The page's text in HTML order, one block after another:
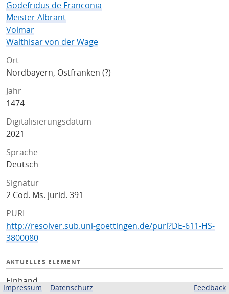
Godefridus de Franconia
Meister Albrant
Volmar
Walthisar von der Wage
Ort
Nordbayern, Ostfranken (?)
Jahr
1474
Digitalisierungsdatum
2021
Sprache
Deutsch
Signatur
2 Cod. Ms. jurid. 391
PURL
http://resolver.sub.uni-goettingen.de/purl?DE-611-HS-
3800080
AKTUELLES ELEMENT
Einband
Impressum Datenschutz Feedback